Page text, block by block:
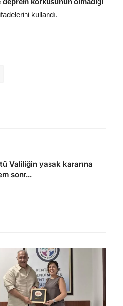
korkusunun olmadığı
ifadelerini kullandı.
Valiliğin yasak kararına
sonr...